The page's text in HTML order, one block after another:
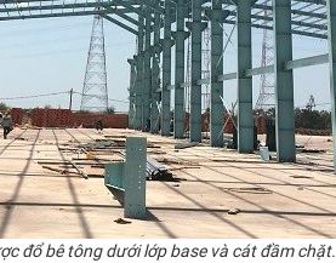
đổ bê tông dưới lớp base và cát đầm chặt.